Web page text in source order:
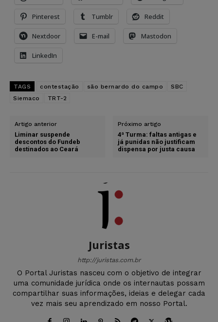
Pinterest Tumblr Reddit
Nextdoor E-mail Mastodon
LinkedIn
TAGS contestação são bernardo do campo
SBC
Siemaco
TRT-2
Artigo anterior
Liminar suspende
descontos do Fundeb
destinados ao Ceará
Próximo artigo
4ª Turma: faltas antigas e
já punidas não justificam
dispensa por justa causa
Juristas
http://juristas.com.br
O Portal Juristas nasceu com o objetivo de integrar
uma comunidade jurídica onde os internautas possam
compartilhar suas informações, ideias e delegar cada
vez mais seu aprendizado em nosso Portal.